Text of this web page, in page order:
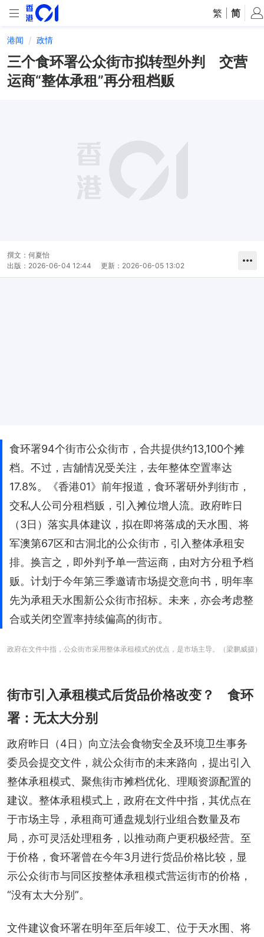
繁 简
港闻 政情
三个食环署公众街市拟转型外判 交营
运商“整体承租”再分租档贩
撰文： 何夏怡
出版： 2026-06-04 12:44 更新： 2026-06-05 13:02
食环署94个街市公众街市，合共提供约13,100个摊
档。不过，吉舖情况受关注，去年整体空置率达
17.8%。《香港01》前年报道，食环署研外判街市，
交私人公司分租档贩，引入摊位增人流。政府昨日
（3日）落实具体建议，拟在即将落成的天水围、将
军澳第67区和古洞北的公众街市，引入整体承租安
排。换言之，即外判予单一营运商，由对方分租予档
贩。计划于今年第三季邀请市场提交意向书，明年率
先为承租天水围新公众街市招标。未来，亦会考虑整
合或关闭空置率持续偏高的街市。
政府在文件中指，公众街市采用整体承租模式的优点，是市场主导。（梁鹏威摄）
街市引入承租模式后货品价格改变？ 食环
署：无太大分别
政府昨日（4日）向立法会食物安全及环境卫生事务
委员会提交文件，就公众街市的未来路向，提出引入
整体承租模式、聚焦街市摊档优化、理顺资源配置的
建议。整体承租模式上，政府在文件中指，其优点在
于市场主导，承租商可通盘规划行业组合数量及布
局，亦可灵活处理租务，以推动商户更积极经营。至
于价格，食环署曾在今年3月进行货品价格比较，显
示公众街市与同区按整体承租模式营运街市的价格，
“没有太大分别”。
文件建议食环署在明年至后年竣工、位于天水围、将